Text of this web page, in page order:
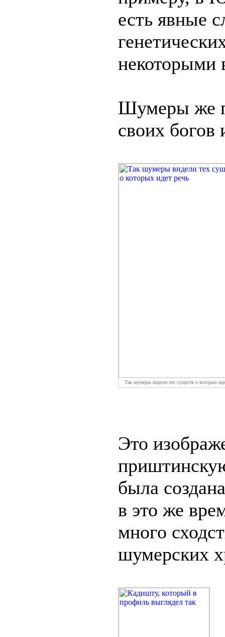
есть явные
некоторыми
Шумеры же
своих богов
Так шумеры видели тех существ о которых
Это
была
в это же
много
шумерских